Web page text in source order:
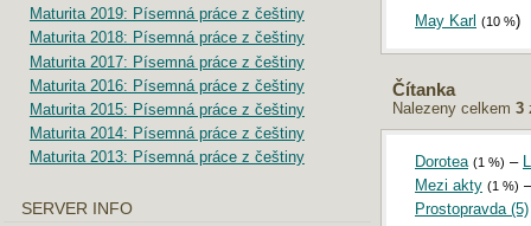
May Karl (10 %)
Čítanka
Nalezeny celkem 3
Dorotea (1 %) –
Mezi akty (1 %)
Prostopravda (5)
Maturita 2019: Písemná práce z češtiny
Maturita 2018: Písemná práce z češtiny
Maturita 2017: Písemná práce z češtiny
Maturita 2016: Písemná práce z češtiny
Maturita 2015: Písemná práce z češtiny
Maturita 2014: Písemná práce z češtiny
Maturita 2013: Písemná práce z češtiny
SERVER INFO